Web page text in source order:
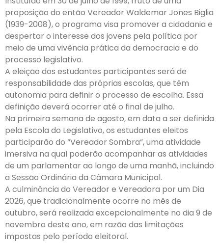
proposição do então Vereador Waldemar Jones Biglia
(1939-2008), o programa visa promover a cidadania e
despertar o interesse dos jovens pela política por
meio de uma vivência prática da democracia e do
processo legislativo.
A eleição dos estudantes participantes será de
responsabilidade das próprias escolas, que têm
autonomia para definir o processo de escolha. Essa
definição deverá ocorrer até o final de julho.
Na primeira semana de agosto, em data a ser definida
pela Escola do Legislativo, os estudantes eleitos
participarão do “Vereador Sombra”, uma atividade
imersiva na qual poderão acompanhar as atividades
de um parlamentar ao longo de uma manhã, incluindo
a Sessão Ordinária da Câmara Municipal.
A culminância do Vereador e Vereadora por um Dia
2026, que tradicionalmente ocorre no mês de
outubro, será realizada excepcionalmente no dia 9 de
novembro deste ano, em razão das limitações
impostas pelo período eleitoral.